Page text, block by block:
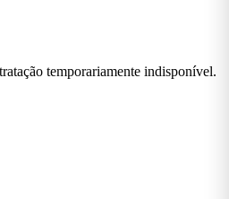
temporariamente indisponível.